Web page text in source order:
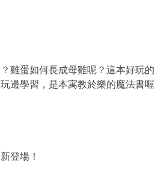
雞蛋如何長成母雞呢？這本好玩
邊學習，是本寓教於樂的魔法書喔
登場！